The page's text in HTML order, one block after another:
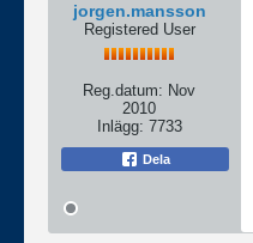
jorgen.mansson
Registered User
Reg.datum: Nov
2010
Inlägg: 7733
Dela